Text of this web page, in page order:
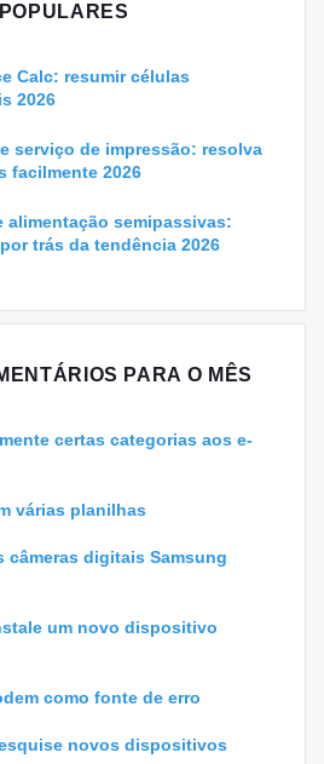
Calc: resumir células
2026
serviço de impressão: resolva
facilmente 2026
alimentação semipassivas:
trás da tendência 2026
PARA O MÊS
certas categorias aos e-
várias planilhas
câmeras digitais Samsung
um novo dispositivo
como fonte de erro
novos dispositivos